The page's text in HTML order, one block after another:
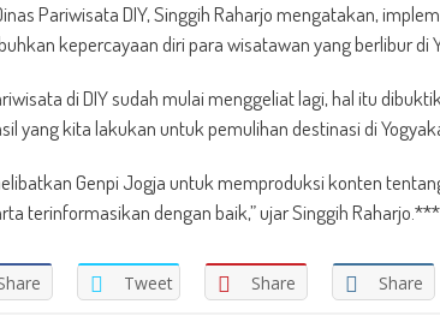
Pariwisata DIY, Singgih Raharjo mengatakan,
kepercayaan diri para wisatawan yang berlibur di
di DIY sudah mulai menggeliat lagi, hal itu
yang kita lakukan untuk pemulihan destinasi di
Genpi Jogja untuk memproduksi konten
terinformasikan dengan baik,” ujar Singgih Raharjo.***
Tweet Share Share